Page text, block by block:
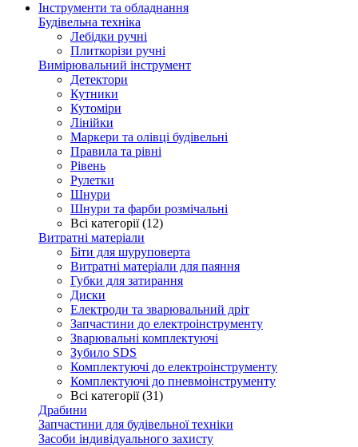
Інструменти та обладнання
Будівельна техніка
Лебідки ручні
Плиткорізи ручні
Вимірювальний інструмент
Детектори
Кутники
Кутоміри
Лінійки
Маркери та олівці будівельні
Правила та рівні
Рівень
Рулетки
Шнури
Шнури та фарби розмічальні
Всі категорії (12)
Витратні матеріали
Біти для шуруповерта
Витратні матеріали для паяння
Губки для затирання
Диски
Електроди та зварювальний дріт
Запчастини до електроінструменту
Зварювальні комплектуючі
Зубило SDS
Комплектуючі до електроінструменту
Комплектуючі до пневмоінструменту
Всі категорії (31)
Драбини
Запчастини для будівельної техніки
Засоби індивідуального захисту